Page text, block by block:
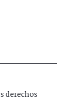
derechos